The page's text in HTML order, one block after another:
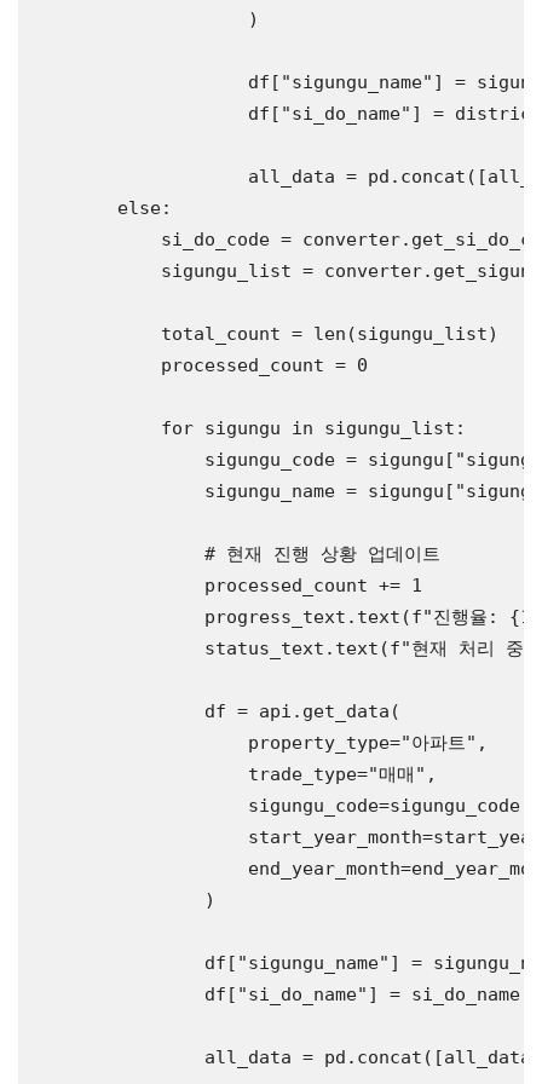
                    )
                    df[
"sigungu_name" ] =
                    df[
"si_do_name" ] =
all_data =
else:
si_do_code =
sigungu_list =
            total_count = len(sigungu_list)
            processed_count = 0
for sigungu in sigungu_list:
                sigungu_code = sigungu[
                sigungu_name = sigungu[
# 현재 진행 상황 업데이트
                processed_count += 1
                progress_text.text(f
"진행율:
                status_text.text(f
"현재 처리 중
                df = api.get_data(
                    property_type=
"아파트" ,
                    trade_type=
"매매" ,
                    sigungu_code=sigungu_code,
                )
                df[
"sigungu_name" ] =
                df[
"si_do_name" ] = si_do_name
all_data =